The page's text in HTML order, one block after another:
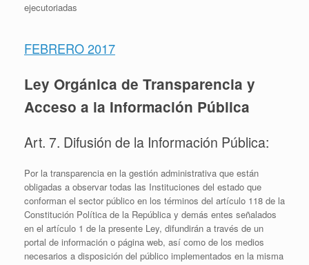
ejecutoriadas
FEBRERO 2017
Ley Orgánica de Transparencia y
Acceso a la Información Pública
Art. 7. Difusión de la Información Pública:
Por la transparencia en la gestión administrativa que están
obligadas a observar todas las Instituciones del estado que
conforman el sector público en los términos del artículo 118 de la
Constitución Política de la República y demás entes señalados
en el artículo 1 de la presente Ley, difundirán a través de un
portal de información o página web, así como de los medios
necesarios a disposición del público implementados en la misma